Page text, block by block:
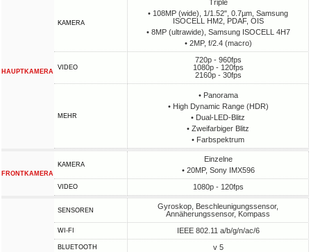
HAUPTKAMERA
KAMERA
Triple
• 108MP (wide), 1/1.52", 0.7µm, Samsung
ISOCELL HM2, PDAF, OIS
• 8MP (ultrawide), Samsung ISOCELL 4H7
• 2MP, f/2.4 (macro)
VIDEO
720p - 960fps
1080p - 120fps
2160p - 30fps
MEHR
• Panorama
• High Dynamic Range (HDR)
• Dual-LED-Blitz
• Zweifarbiger Blitz
• Farbspektrum
FRONTKAMERA
KAMERA
Einzelne
• 20MP, Sony IMX596
VIDEO 1080p - 120fps
SENSOREN
Gyroskop, Beschleunigungssensor,
Annäherungssensor, Kompass
WI-FI IEEE 802.11 a/b/g/n/ac/6
BLUETOOTH v 5